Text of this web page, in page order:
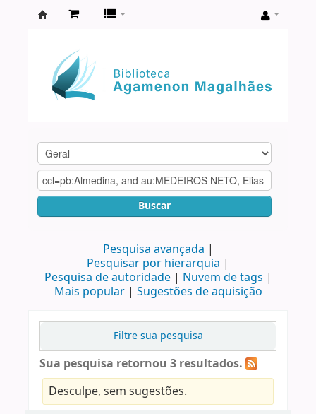
Agamenon
Magalhães
Buscar
Pesquisa avançada
Pesquisar por hierarquia
Pesquisa de autoridade
Nuvem de tags
Mais popular
Sugestões de aquisição
Filtre sua pesquisa
Sua pesquisa retornou 3 resultados.
Desculpe, sem sugestões.